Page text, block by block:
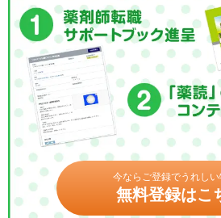
今ならご登録でうれしい
無料登録はこ